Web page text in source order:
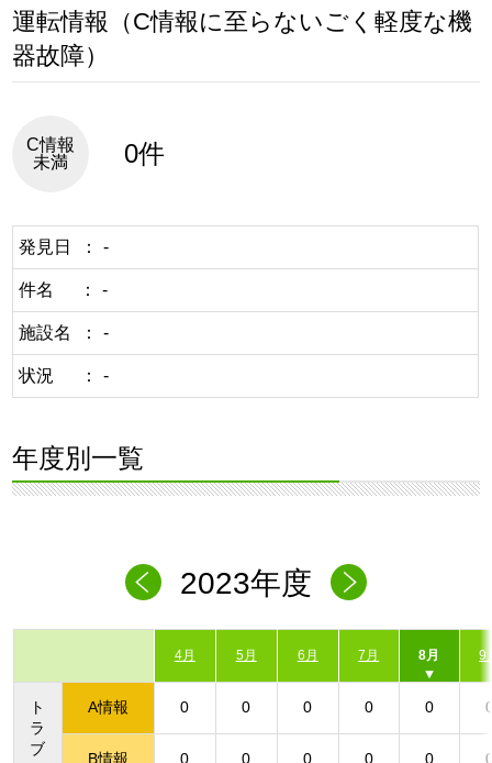
運転情報（C情報に至らないごく軽度な機
器故障）
C情報
未満
0件
発見日 -
件名 -
施設名 -
状況 -
年度別一覧
2023年度
4月 5月 6月 7月 8月 9
ト
ラ
ブ
A情報 0 0 0 0 0
B情報 0 0 0 0 0